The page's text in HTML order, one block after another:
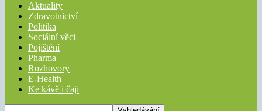
Aktuality
Zdravotnictví
Politika
Sociální věci
Pojištění
Pharma
Rozhovory
E-Health
Ke kávě i čaji